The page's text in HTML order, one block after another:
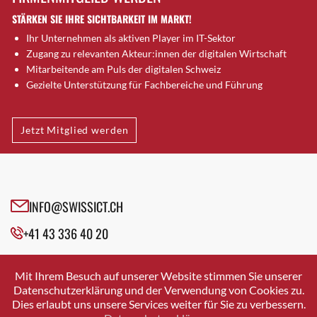
Däniken
Dübendorf
Dübendorf 1
Ebikon
Egg b. Zürich
Egg bei Zürich
Ennetbaden
Ennetbürgen
Farnern
Fislisbach
STÄRKEN SIE IHRE SICHTBARKEIT IM MARKT!
Ihr Unternehmen als aktiven Player im IT-Sektor
Zugang zu relevanten Akteur:innen der digitalen Wirtschaft
Mitarbeitende am Puls der digitalen Schweiz
Gezielte Unterstützung für Fachbereiche und Führung
Jetzt Mitglied werden
INFO@SWISSICT.CH
+41 43 336 40 20
SWISSICT
VULKANSTRASSE 120
8048 ZURICH
Mit Ihrem Besuch auf unserer Website stimmen Sie unserer
Datenschutzerklärung und der Verwendung von Cookies zu.
Dies erlaubt uns unsere Services weiter für Sie zu verbessern.